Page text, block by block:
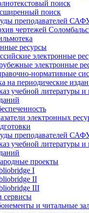
поиск
поиск
преподавателей
чертежей
ресурсы
электронные
электронные
нормативные
на периодические
учебной литературы
электронных
преподавателей
учебной литературы
проекты
I
II
III
сервисы
и читальные